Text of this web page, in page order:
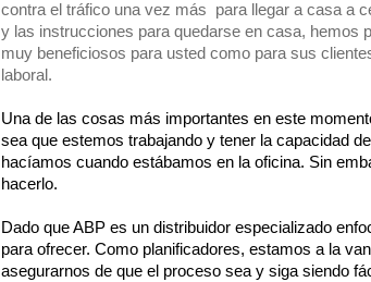
contra el tráfico una vez más  para llegar a casa a
y las instrucciones para quedarse en casa, hemos
muy beneficiosos para usted como para sus
laboral.
Una de las cosas más importantes en este
sea que estemos trabajando y tener la capacidad
hacíamos cuando estábamos en la oficina. Sin
hacerlo.
Dado que ABP es un distribuidor especializado
para ofrecer. Como planificadores, estamos a la
asegurarnos de que el proceso sea y siga siendo